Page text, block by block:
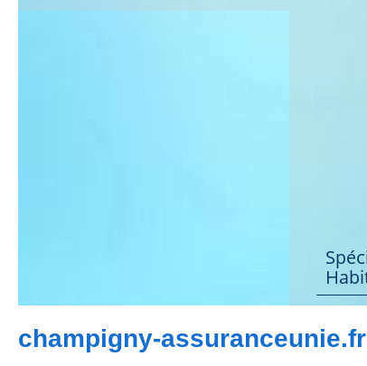
champigny-assuranceunie.fr